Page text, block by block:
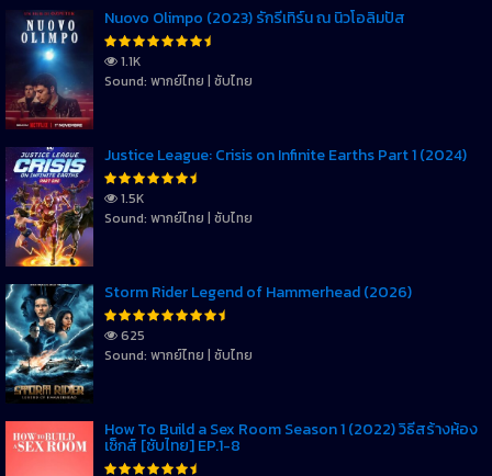
Nuovo Olimpo (2023) รักรีเทิร์น ณ นิวโอลิมปัส
1.1K
Sound: พากย์ไทย | ซับไทย
Justice League: Crisis on Infinite Earths Part 1 (2024)
1.5K
Sound: พากย์ไทย | ซับไทย
Storm Rider Legend of Hammerhead (2026)
625
Sound: พากย์ไทย | ซับไทย
How To Build a Sex Room Season 1 (2022) วิธีสร้างห้อง
เซ็กส์ [ซับไทย] EP.1-8